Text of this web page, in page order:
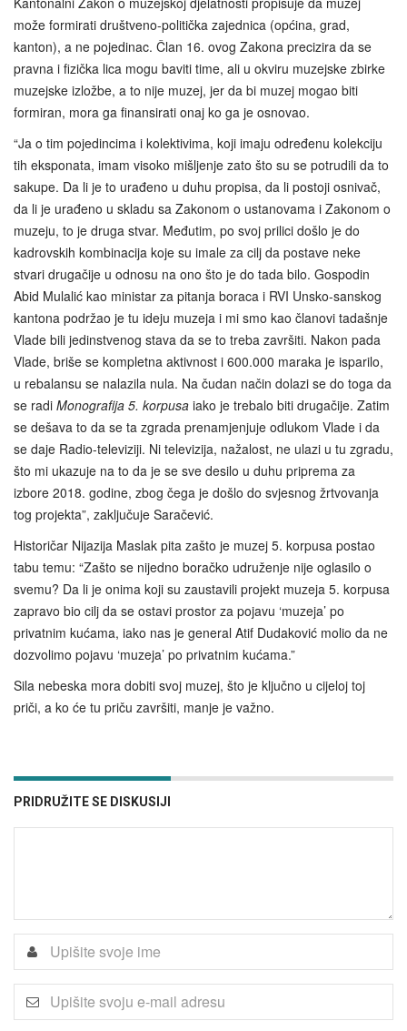
može formirati društveno‑politička zajednica (općina, grad,
kanton), a ne pojedinac. Član 16. ovog Zakona precizira da se
pravna i fizička lica mogu baviti time, ali u okviru muzejske zbirke
muzejske izložbe, a to nije muzej, jer da bi muzej mogao biti
formiran, mora ga finansirati onaj ko ga je osnovao.
“Ja o tim pojedincima i kolektivima, koji imaju određenu kolekciju
tih eksponata, imam visoko mišljenje zato što su se potrudili da to
sakupe. Da li je to urađeno u duhu propisa, da li postoji osnivač,
da li je urađeno u skladu sa Zakonom o ustanovama i Zakonom o
muzeju, to je druga stvar. Međutim, po svoj prilici došlo je do
kadrovskih kombinacija koje su imale za cilj da postave neke
stvari drugačije u odnosu na ono što je do tada bilo. Gospodin
Abid Mulalić kao ministar za pitanja boraca i RVI Unsko-sanskog
kantona podržao je tu ideju muzeja i mi smo kao članovi tadašnje
Vlade bili jedinstvenog stava da se to treba završiti. Nakon pada
Vlade, briše se kompletna aktivnost i 600.000 maraka je isparilo,
u rebalansu se nalazila nula. Na čudan način dolazi se do toga da
se radi Monografija 5. korpusa iako je trebalo biti drugačije. Zatim
se dešava to da se ta zgrada prenamjenjuje odlukom Vlade i da
se daje Radio-televiziji. Ni televizija, nažalost, ne ulazi u tu zgradu,
što mi ukazuje na to da je se sve desilo u duhu priprema za
izbore 2018. godine, zbog čega je došlo do svjesnog žrtvovanja
tog projekta”, zaključuje Saračević.
Historičar Nijazija Maslak pita zašto je muzej 5. korpusa postao
tabu temu: “Zašto se nijedno boračko udruženje nije oglasilo o
svemu? Da li je onima koji su zaustavili projekt muzeja 5. korpusa
zapravo bio cilj da se ostavi prostor za pojavu ‘muzeja’ po
privatnim kućama, iako nas je general Atif Dudaković molio da ne
dozvolimo pojavu ‘muzeja’ po privatnim kućama.”
Sila nebeska mora dobiti svoj muzej, što je ključno u cijeloj toj
priči, a ko će tu priču završiti, manje je važno.
PRIDRUŽITE SE DISKUSIJI